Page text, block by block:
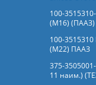
100-
(М16) (ПААЗ)
100-
(М22) ПААЗ
375-
11 наим.)